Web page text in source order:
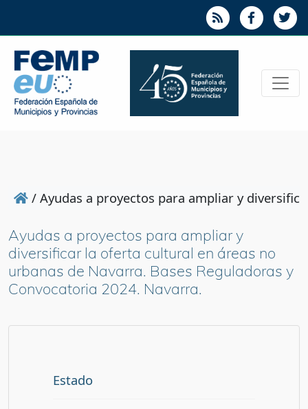
/ Ayudas a proyectos para ampliar y
Ayudas a proyectos para ampliar y
diversificar la oferta cultural en áreas no
urbanas de Navarra. Bases Reguladoras y
Convocatoria 2024. Navarra.
Estado